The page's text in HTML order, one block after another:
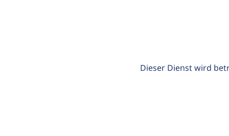
Dieser Dienst wird